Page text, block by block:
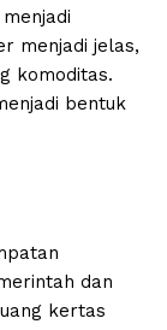
menjadi jelas,
komoditas.
bentuk
dan
kertas